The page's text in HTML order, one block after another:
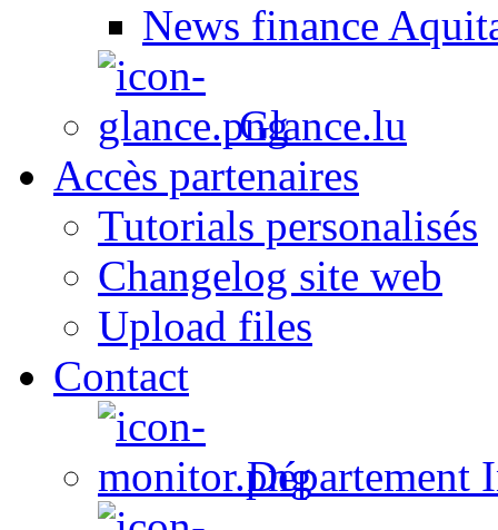
News finance
Glance.lu
Accès partenaires
Tutorials personalisés
Changelog site web
Upload files
Contact
Département